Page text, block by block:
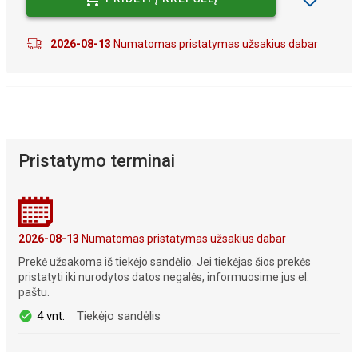
2026-08-13 Numatomas pristatymas užsakius dabar
Pristatymo terminai
2026-08-13 Numatomas pristatymas užsakius dabar
Prekė užsakoma iš tiekėjo sandėlio. Jei tiekėjas šios prekės
pristatyti iki nurodytos datos negalės, informuosime jus el.
paštu.
4 vnt. Tiekėjo sandėlis